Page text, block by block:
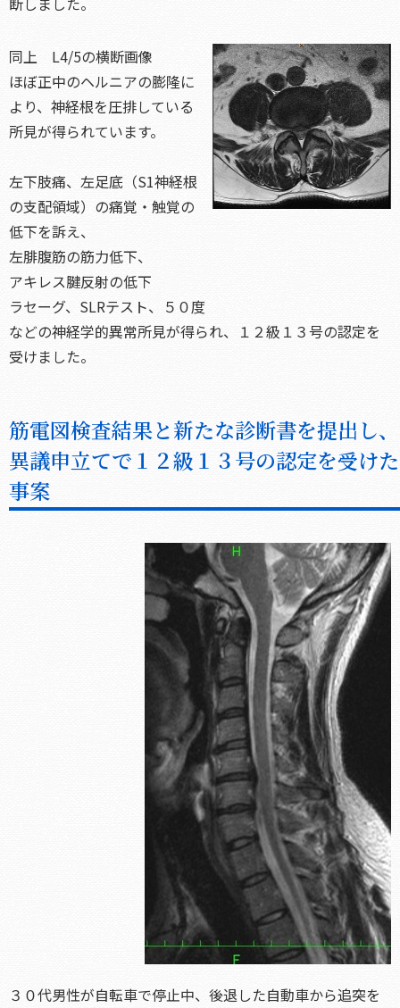
同上 L4/5の横断画像
ほぼ正中のヘルニアの膨隆に
より、神経根を圧排している
所見が得られています。
左下肢痛、左足底（S1神経根
の支配領域）の痛覚・触覚の
低下を訴え、
左腓腹筋の筋力低下、
アキレス腱反射の低下
ラセーグ、SLRテスト、５０度
などの神経学的異常所見が得られ、１２級１３号の認定を
受けました。
筋電図検査結果と新たな診断書を提出し、
異議申立てで１２級１３号の認定を受けた
事案
３０代男性が自転車で停止中、後退した自動車から追突を